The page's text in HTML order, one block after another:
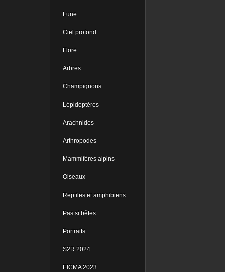
Lune
Ciel profond
Flore
Arbres
Champignons
Lépidoptères
Arachnides
Arthropodes
Mammifères alpins
Oiseaux
Reptiles et amphibiens
Pas si bêtes
Portraits
S2R 2024
EICMA 2023